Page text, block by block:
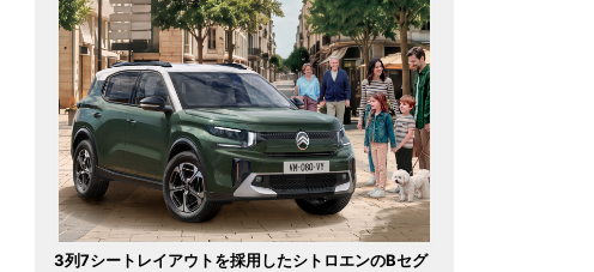
3列7シートレイアウトを採用したシトロエンのBセグ